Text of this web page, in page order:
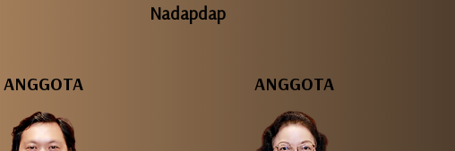
Nadapdap
ANGGOTA ANGGOTA